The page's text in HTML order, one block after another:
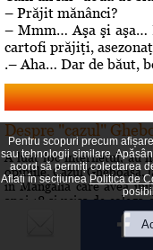
– Prăjit mănânci?
– Mmm… Aşa şi aşa…
cartofi prăjiţi,
.– Aha… Dar de băut,
Despre "cazul"
A luat foc internetul, au
opiniile. Cazul Gheboasa,
in Mangalia care avea
apoi 18 si ucisa de
gradului de cultura
pricina a fost lasat sa
Pentru scopuri precum
sau tehnologii similare.
acord să permiți colectarea
Aflați în secțiuneaPolitica de